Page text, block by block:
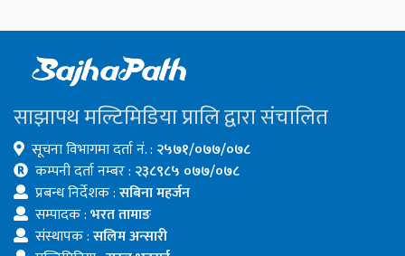
साझापथ मल्टिमिडिया प्रालि द्वारा संचालित
सूचना विभागमा दर्ता नं. : २५७१/०७७/०७८
कम्पनी दर्ता नम्बर : २३८९८५ ०७७/०७८
प्रबन्ध निर्देशक :सबिना महर्जन
सम्पादक :भरत तामाङ
संस्थापक :सलिम अन्सारी